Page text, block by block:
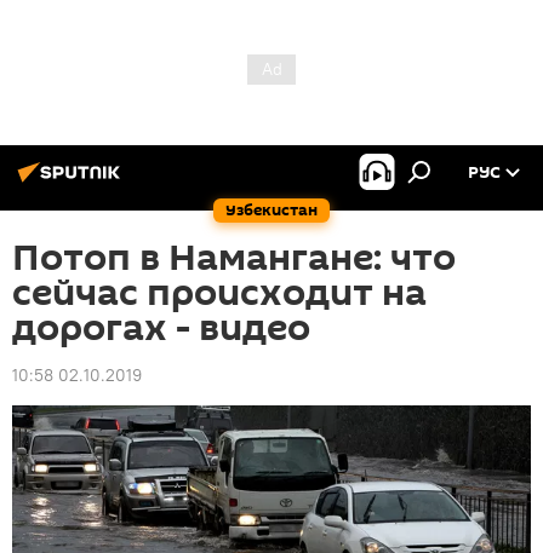
Узбекистан
РУС
Потоп в Намангане: что
сейчас происходит на
дорогах - видео
10:58 02.10.2019